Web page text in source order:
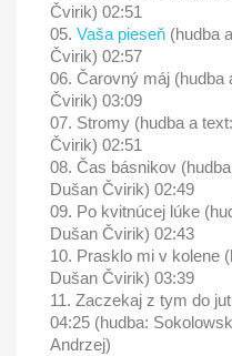
Čvirik) 02:51
05. Vaša pieseň (hudba
Čvirik) 02:57
06. Čarovný máj (hudba
Čvirik) 03:09
07. Stromy (hudba a
Čvirik) 02:51
08. Čas básnikov
Dušan Čvirik) 02:49
09. Po kvitnúcej lúke
Dušan Čvirik) 02:43
10. Prasklo mi v kolene
Dušan Čvirik) 03:39
11. Zaczekaj z tym do
04:25 (hudba:
Andrzej)